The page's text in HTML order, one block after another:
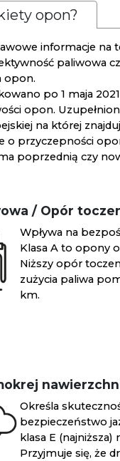
opon?
informacje na
paliwowa
opon.
po 1 maja
opon.
na której
przyczepności
poprzednią czy
/ Opór
Wpływa na
Klasa A to opony
Niższy opór
zużycia paliwa
km.
Określa
bezpieczeństwo
klasa E (najniższa)
Przyjmuje się, że